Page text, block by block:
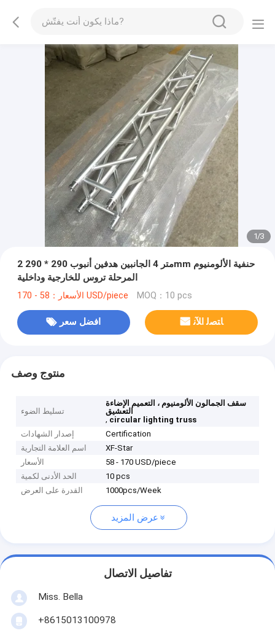
1/3
2 متر 4 الجانبين هدفين أنبوب 290 * 290mm حنفية الألومنيوم
المرحلة تروس للخارجية وداخلية
الأسعار：58 - 170 USD/piece MOQ：10 pcs
افضل سعر ﺎﺘﺼﻟ ﺍﻶﻧ
منتوج وصف
تسليط الضوء
سقف الجمالون الألومنيوم ، التعميم الإضاءة
التعشيق
,circular lighting truss
إصدار الشهادات
Certification
اسم العلامة التجارية
XF-Star
الأسعار
58 - 170 USD/piece
الحد الأدنى لكمية
10 pcs
القدرة على العرض
1000pcs/Week
عرض المزيد
تفاصيل الاتصال
Miss. Bella
+8615013100978